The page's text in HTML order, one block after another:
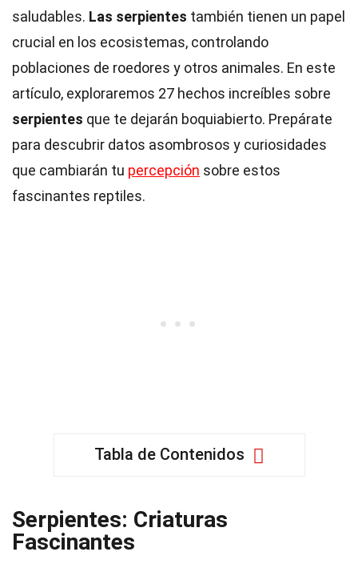
saludables. Las serpientes también tienen un papel
crucial en los ecosistemas, controlando
poblaciones de roedores y otros animales. En este
artículo, exploraremos 27 hechos increíbles sobre
serpientes que te dejarán boquiabierto. Prepárate
para descubrir datos asombrosos y curiosidades
que cambiarán tu percepción sobre estos
fascinantes reptiles.
Tabla de Contenidos
Serpientes: Criaturas
Fascinantes